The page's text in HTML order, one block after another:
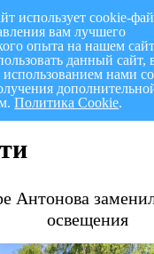
план работ на I полугодие 2026
Антонова
освещения
использует cookie-
вам лучшего
опыта на нашем
данный сайт,
использованием нами
Политика Cookie.